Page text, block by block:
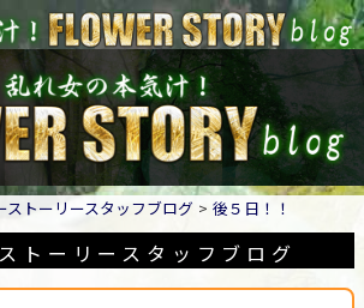
ストーリースタッフブログ 後５日！！
トーリースタッフブログ